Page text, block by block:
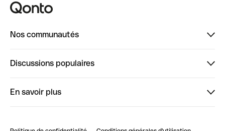
Nos communautés
ClubQonto
Discussions populaires
En savoir plus